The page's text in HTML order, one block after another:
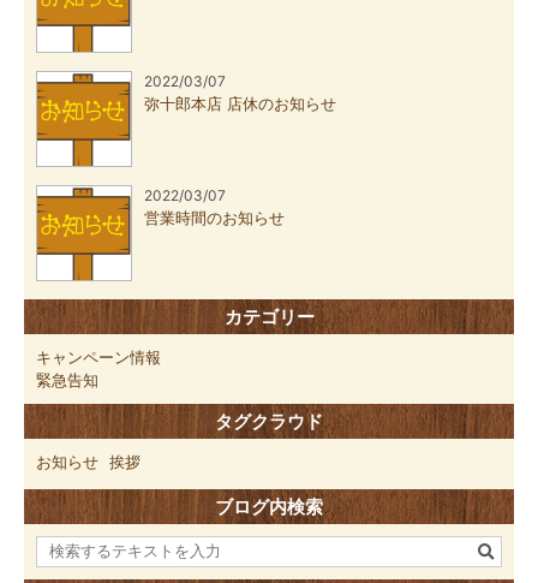
2022/03/07
弥十郎本店 店休のお知らせ
2022/03/07
営業時間のお知らせ
カテゴリー
キャンペーン情報
緊急告知
タグクラウド
お知らせ 挨拶
ブログ内検索